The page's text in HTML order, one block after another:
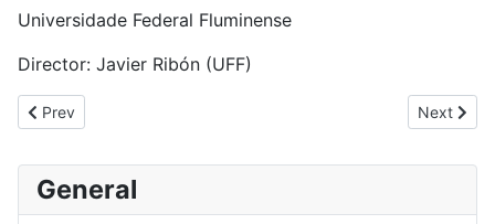
General
Universidade Federal Fluminense
Director: Javier Ribón (UFF)
Previous article: González Criado del Rey, Juan
Prev Next
Next